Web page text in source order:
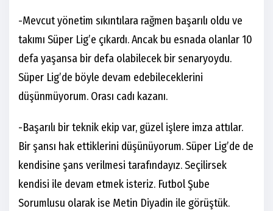
-Mevcut yönetim sıkıntılara rağmen başarılı oldu ve
takımı Süper Lig’e çıkardı. Ancak bu esnada olanlar 10
defa yaşansa bir defa olabilecek bir senaryoydu.
Süper Lig’de böyle devam edebileceklerini
düşünmüyorum. Orası cadı kazanı.
-Başarılı bir teknik ekip var, güzel işlere imza attılar.
Bir şansı hak ettiklerini düşünüyorum. Süper Lig’de de
kendisine şans verilmesi tarafındayız. Seçilirsek
kendisi ile devam etmek isteriz. Futbol Şube
Sorumlusu olarak ise Metin Diyadin ile görüştük.